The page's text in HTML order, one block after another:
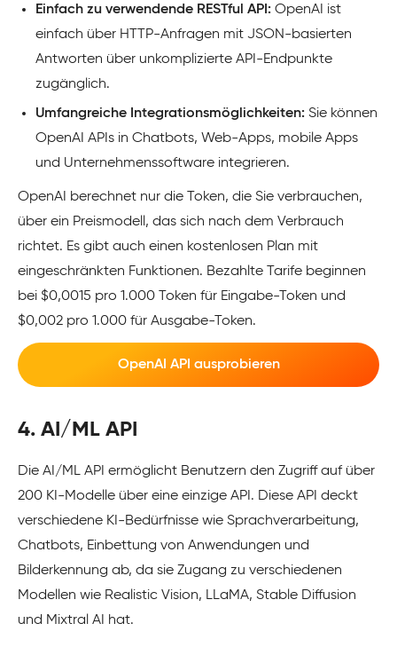
Einfach zu verwendende RESTful API: OpenAI ist
einfach über HTTP-Anfragen mit JSON-basierten
Antworten über unkomplizierte API-Endpunkte
zugänglich.
Umfangreiche Integrationsmöglichkeiten: Sie können
OpenAI APIs in Chatbots, Web-Apps, mobile Apps
und Unternehmenssoftware integrieren.
OpenAI berechnet nur die Token, die Sie verbrauchen,
über ein Preismodell, das sich nach dem Verbrauch
richtet. Es gibt auch einen kostenlosen Plan mit
eingeschränkten Funktionen. Bezahlte Tarife beginnen
bei $0,0015 pro 1.000 Token für Eingabe-Token und
$0,002 pro 1.000 für Ausgabe-Token.
OpenAI API ausprobieren
4. AI/ML API
Die AI/ML API ermöglicht Benutzern den Zugriff auf über
200 KI-Modelle über eine einzige API. Diese API deckt
verschiedene KI-Bedürfnisse wie Sprachverarbeitung,
Chatbots, Einbettung von Anwendungen und
Bilderkennung ab, da sie Zugang zu verschiedenen
Modellen wie Realistic Vision, LLaMA, Stable Diffusion
und Mixtral AI hat.